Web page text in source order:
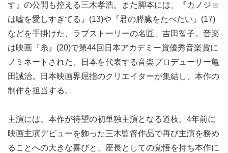
す』の公開も控える三木孝浩。また脚本には、『カノジョ
は嘘を愛しすぎてる』(13)や『君の膵臓をたべたい』(17)
などを手掛けた、ラブストーリーの名匠、吉田智子。音楽
は映画『糸』(20)で第44回日本アカデミー賞優秀音楽賞に
ノミネートされた、日本を代表する音楽プロデューサー亀
田誠治。日本映画界屈指のクリエイターが集結し、本作の
制作を担当する。
主演には、本作が待望の初単独主演となる道枝。4年前に
映画主演デビューを飾った三木監督作品で再び主演を務め
ることへの大きな喜びと、座長としての覚悟を持ち本作に